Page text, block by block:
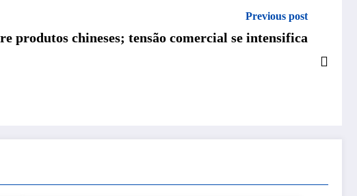
Previous post
produtos chineses; tensão comercial se intensifica